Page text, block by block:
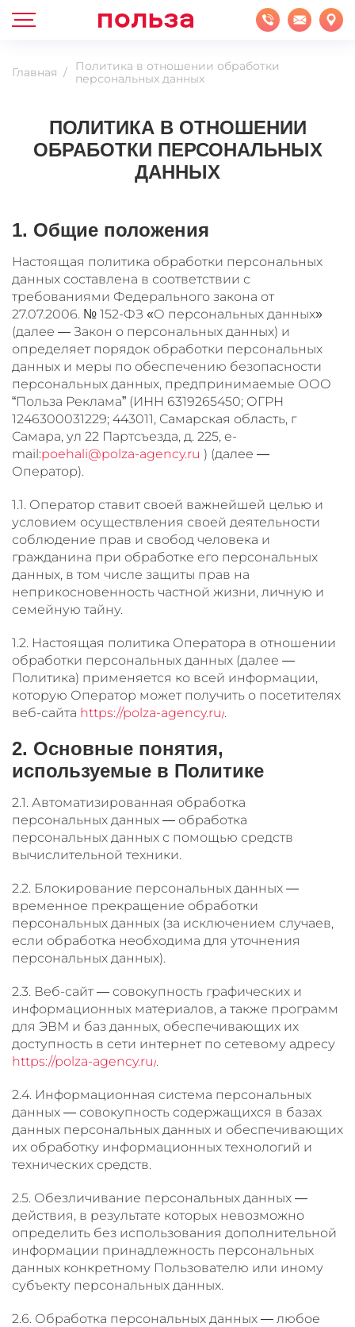
Главная
Политика в отношении обработки
персональных данных
ПОЛИТИКА В ОТНОШЕНИИ
ОБРАБОТКИ ПЕРСОНАЛЬНЫХ
ДАННЫХ
1. Общие положения
Настоящая политика обработки персональных
данных составлена в соответствии с
требованиями Федерального закона от
27.07.2006. № 152-ФЗ «О персональных данных»
(далее — Закон о персональных данных) и
определяет порядок обработки персональных
данных и меры по обеспечению безопасности
персональных данных, предпринимаемые ООО
“Польза Реклама” (ИНН 6319265450; ОГРН
1246300031229; 443011, Самарская область, г
Самара, ул 22 Партсъезда, д. 225, e-
mail:poehali@polza-agency.ru ) (далее —
Оператор).
1.1. Оператор ставит своей важнейшей целью и
условием осуществления своей деятельности
соблюдение прав и свобод человека и
гражданина при обработке его персональных
данных, в том числе защиты прав на
неприкосновенность частной жизни, личную и
семейную тайну.
1.2. Настоящая политика Оператора в отношении
обработки персональных данных (далее —
Политика) применяется ко всей информации,
которую Оператор может получить о посетителях
веб-сайта https://polza-agency.ru/.
2. Основные понятия,
используемые в Политике
2.1. Автоматизированная обработка
персональных данных — обработка
персональных данных с помощью средств
вычислительной техники.
2.2. Блокирование персональных данных —
временное прекращение обработки
персональных данных (за исключением случаев,
если обработка необходима для уточнения
персональных данных).
2.3. Веб-сайт — совокупность графических и
информационных материалов, а также программ
для ЭВМ и баз данных, обеспечивающих их
доступность в сети интернет по сетевому адресу
https://polza-agency.ru/.
2.4. Информационная система персональных
данных — совокупность содержащихся в базах
данных персональных данных и обеспечивающих
их обработку информационных технологий и
технических средств.
2.5. Обезличивание персональных данных —
действия, в результате которых невозможно
определить без использования дополнительной
информации принадлежность персональных
данных конкретному Пользователю или иному
субъекту персональных данных.
2.6. Обработка персональных данных — любое